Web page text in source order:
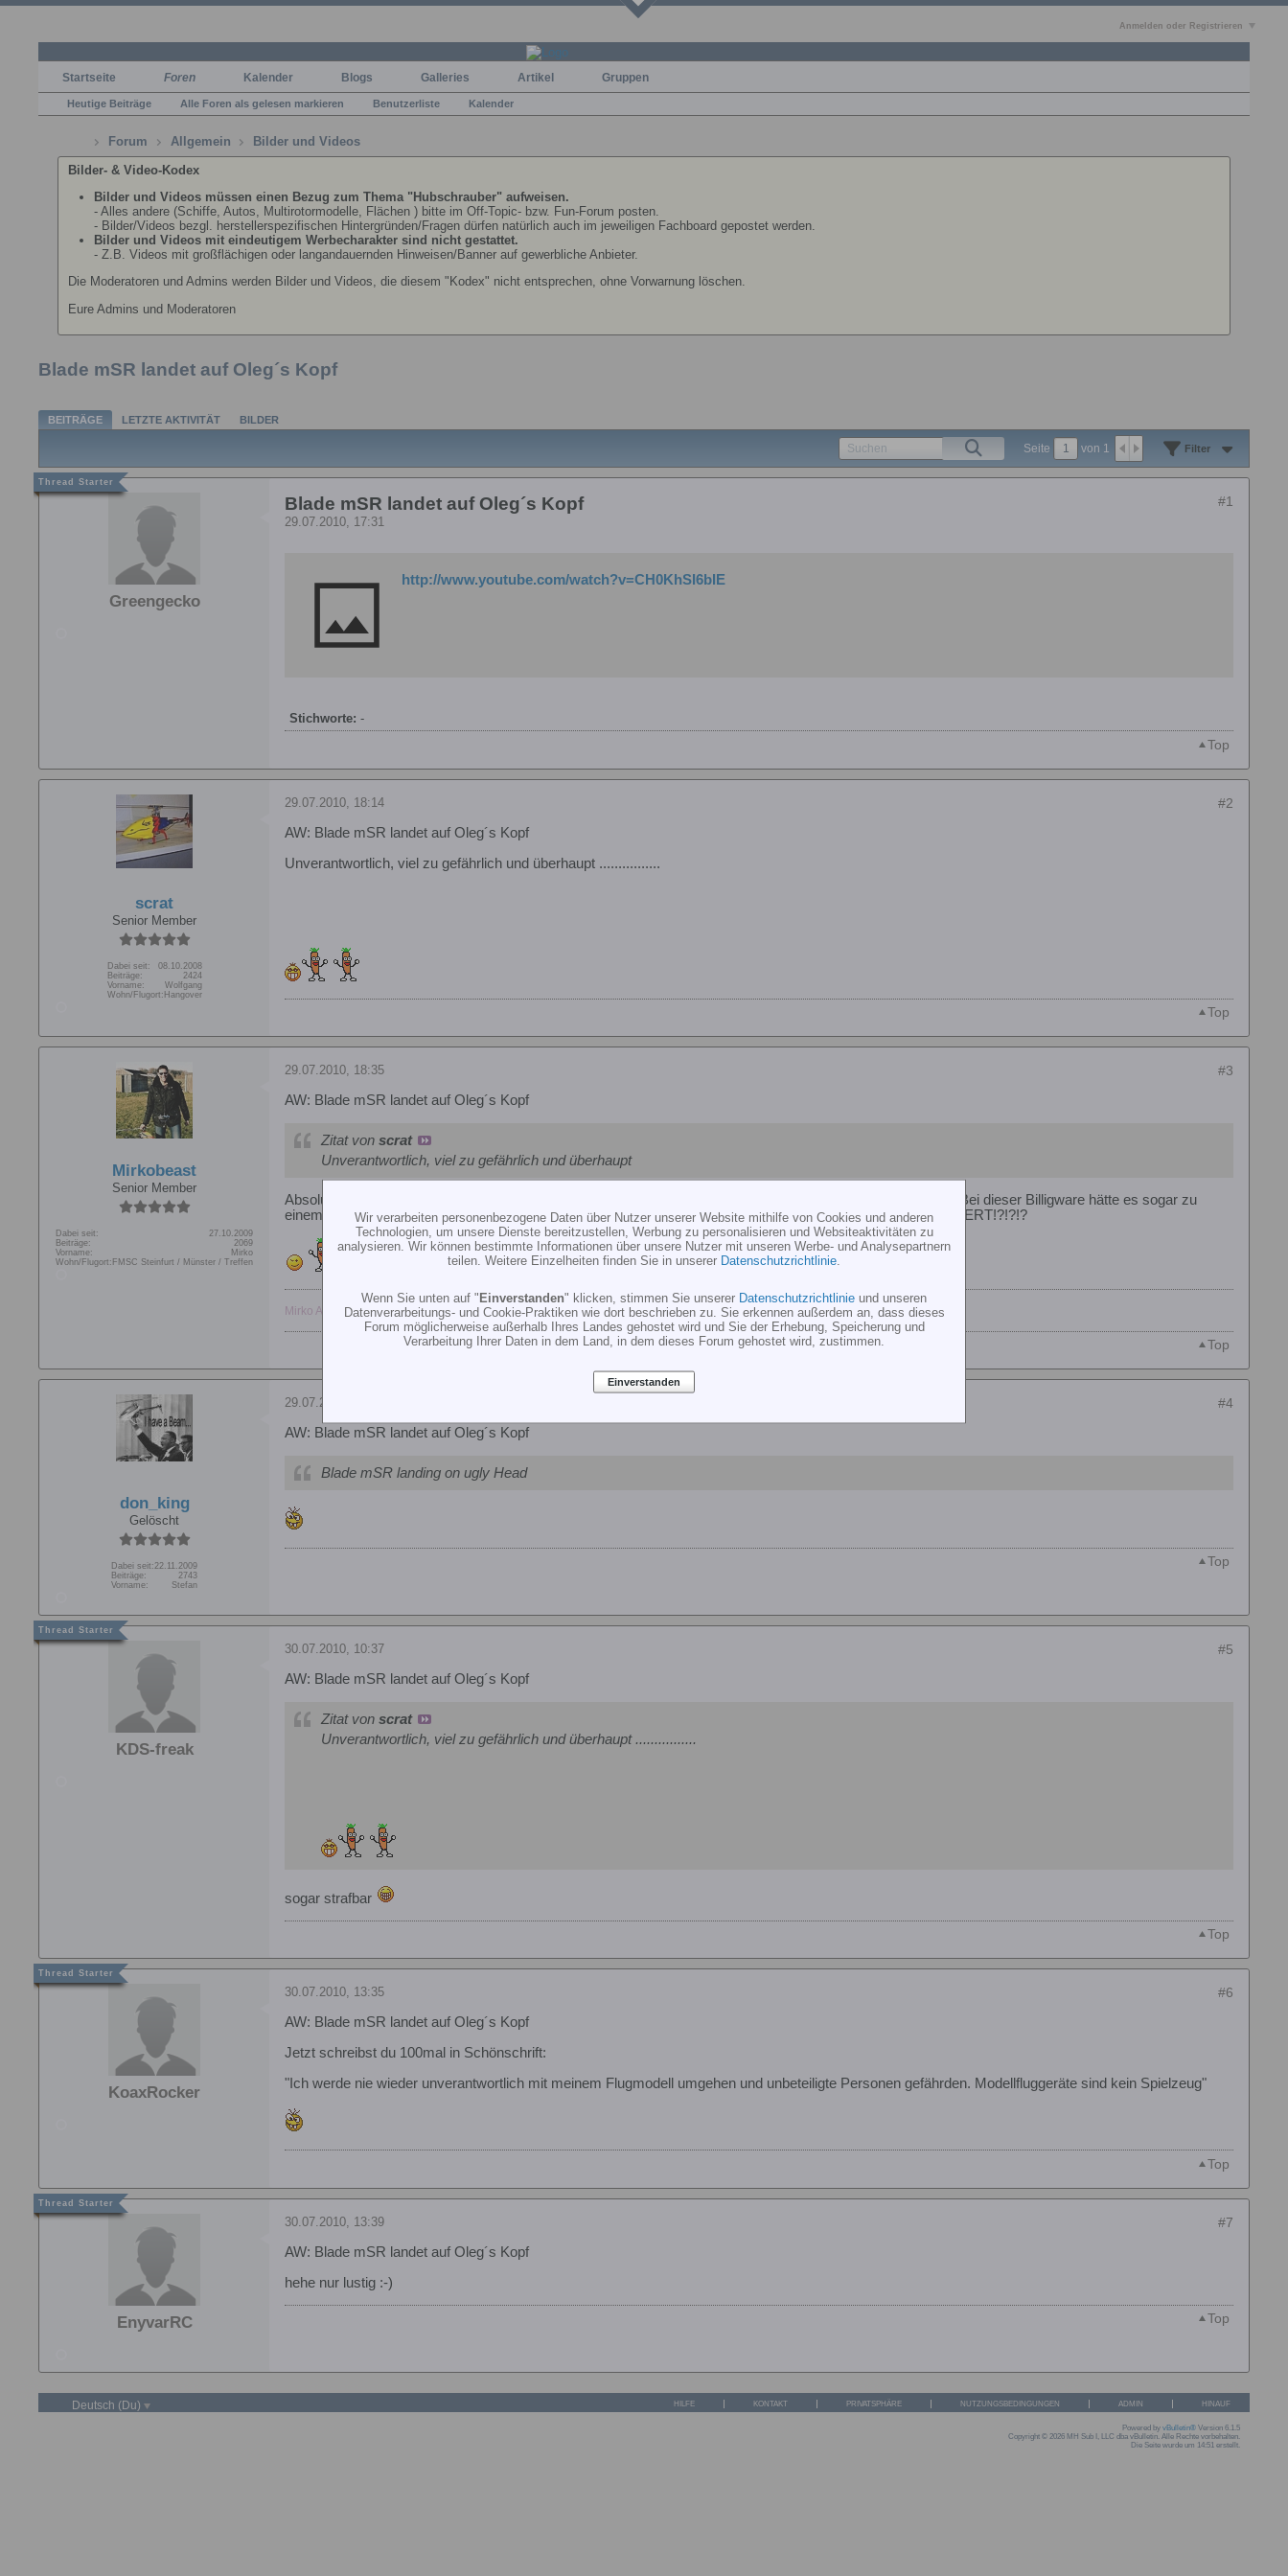
Anmelden oder Registrieren
Startseite Foren Kalender Blogs Galleries Artikel Gruppen
Heutige Beiträge Alle Foren als gelesen markieren Benutzerliste Kalender
Forum Allgemein
Bilder und Videos
Bilder- & Video-Kodex
Bilder und Videos müssen einen Bezug zum Thema "Hubschrauber" aufweisen.
- Alles andere (Schiffe, Autos, Multirotormodelle, Flächen ) bitte im Off-Topic- bzw. Fun-Forum posten.
- Bilder/Videos bezgl. herstellerspezifischen Hintergründen/Fragen dürfen natürlich auch im jeweiligen Fachboard gepostet werden.
Bilder und Videos mit eindeutigem Werbecharakter sind nicht gestattet.
- Z.B. Videos mit großflächigen oder langandauernden Hinweisen/Banner auf gewerbliche Anbieter.
Die Moderatoren und Admins werden Bilder und Videos, die diesem "Kodex" nicht entsprechen, ohne Vorwarnung löschen.
Eure Admins und Moderatoren
Blade mSR landet auf Oleg´s Kopf
BEITRÄGE LETZTE AKTIVITÄT BILDER
Seite von 1 Filter
Greengecko
#1
Blade mSR landet auf Oleg´s Kopf
29.07.2010, 17:31
http://www.youtube.com/watch?v=CH0KhSI6bIE
Stichworte: -
Top
scrat
Senior Member
Dabei seit:
08.10.2008
Beiträge:
2424
Vorname:
Wolfgang
Wohn/Flugort: Hangover
#2
29.07.2010, 18:14
AW: Blade mSR landet auf Oleg´s Kopf
Unverantwortlich, viel zu gefährlich und überhaupt ................
Top
Mirkobeast
Senior Member
Dabei seit:
27.10.2009
Beiträge:
2069
Vorname:
Mirko
Wohn/Flugort: FMSC Steinfurt / Münster / Treffen
#3
29.07.2010, 18:35
AW: Blade mSR landet auf Oleg´s Kopf
Zitat von scrat
Unverantwortlich, viel zu gefährlich und überhaupt
Absolut richtig! Der Heli hätte sich in einer Locke verfangen können und wäre womöglich sogar abgestürzt!!! Bei dieser Billigware hätte es sogar zu
einem Knackser in der Paddelstange kommen können!!! IST MIR AUCH SCHON PASSIERT!!!!11 VERSICHERT!?!?!?
Mirko Align zuhaus
Top
don_king
Gelöscht
Dabei seit:22.11.2009
Beiträge:
2743
Vorname:
Stefan
#4
29.07.2010, 18:46
AW: Blade mSR landet auf Oleg´s Kopf
Blade mSR landing on ugly Head
Top
KDS-freak
#5
30.07.2010, 10:37
AW: Blade mSR landet auf Oleg´s Kopf
Zitat von scrat
Unverantwortlich, viel zu gefährlich und überhaupt ................
sogar strafbar
Top
KoaxRocker
#6
30.07.2010, 13:35
AW: Blade mSR landet auf Oleg´s Kopf
Jetzt schreibst du 100mal in Schönschrift:
"Ich werde nie wieder unverantwortlich mit meinem Flugmodell umgehen und unbeteiligte Personen gefährden. Modellfluggeräte sind kein Spielzeug"
Top
EnyvarRC
#7
30.07.2010, 13:39
AW: Blade mSR landet auf Oleg´s Kopf
hehe nur lustig :-)
Top
Deutsch (Du) HILFE KONTAKT PRIVATSPHÄRE NUTZUNGSBEDINGUNGEN ADMIN HINAUF
Powered by vBulletin® Version 6.1.5
Copyright © 2026 MH Sub I, LLC dba vBulletin. Alle Rechte vorbehalten.
Die Seite wurde um 14:51 erstellt.
Wir verarbeiten personenbezogene Daten über Nutzer unserer Website mithilfe von Cookies und anderen
Technologien, um unsere Dienste bereitzustellen, Werbung zu personalisieren und Websiteaktivitäten zu
analysieren. Wir können bestimmte Informationen über unsere Nutzer mit unseren Werbe- und Analysepartnern
teilen. Weitere Einzelheiten finden Sie in unserer Datenschutzrichtlinie
Wenn Sie unten auf "Einverstanden" klicken, stimmen Sie unserer Datenschutzrichtlinie und unseren
Datenverarbeitungs- und Cookie-Praktiken wie dort beschrieben zu. Sie erkennen außerdem an, dass dieses
Forum möglicherweise außerhalb Ihres Landes gehostet wird und Sie der Erhebung, Speicherung und
Verarbeitung Ihrer Daten in dem Land, in dem dieses Forum gehostet wird, zustimmen.
Einverstanden